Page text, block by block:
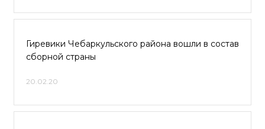
Гиревики Чебаркульского района вошли в состав
сборной страны
20.02.20